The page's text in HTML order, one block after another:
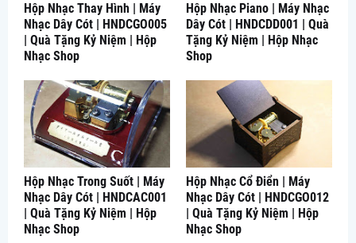
Hộp Nhạc Thay Hình | Máy
Nhạc Dây Cót | HNDCGO005
| Quà Tặng Kỷ Niệm | Hộp
Nhạc Shop
Hộp Nhạc Piano | Máy Nhạc
Dây Cót | HNDCDD001 | Quà
Tặng Kỷ Niệm | Hộp Nhạc
Shop
Hộp Nhạc Trong Suốt | Máy
Nhạc Dây Cót | HNDCAC001
| Quà Tặng Kỷ Niệm | Hộp
Nhạc Shop
Hộp Nhạc Cổ Điển | Máy
Nhạc Dây Cót | HNDCGO012
| Quà Tặng Kỷ Niệm | Hộp
Nhạc Shop